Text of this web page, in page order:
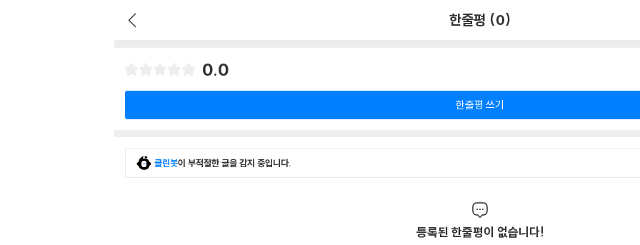
한줄평 (0)
0.0
한줄평 쓰기
클린봇이 부적절한 글을 감지 중입니다.
등록된 한줄평이 없습니다!